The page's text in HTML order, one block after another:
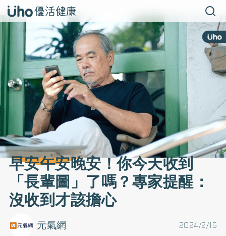
早安午安晚安！你今天收到
「長輩圖」了嗎？專家提醒：
沒收到才該擔心
2024/2/15
元氣網